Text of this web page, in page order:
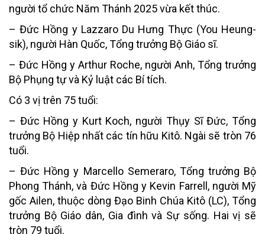
người tổ chức Năm Thánh 2025 vừa kết thúc.
– Đức Hồng y Lazzaro Du Hưng Thực (You Heung-
sik), người Hàn Quốc, Tổng trưởng Bộ Giáo sĩ.
– Đức Hồng y Arthur Roche, người Anh, Tổng trưởng
Bộ Phụng tự và Kỷ luật các Bí tích.
Có 3 vị trên 75 tuổi:
– Đức Hồng y Kurt Koch, người Thụy Sĩ Đức, Tổng
trưởng Bộ Hiệp nhất các tín hữu Kitô. Ngài sẽ tròn 76
tuổi.
– Đức Hồng y Marcello Semeraro, Tổng trưởng Bộ
Phong Thánh, và Đức Hồng y Kevin Farrell, người Mỹ
gốc Ailen, thuộc dòng Đạo Binh Chúa Kitô (LC), Tổng
trưởng Bộ Giáo dân, Gia đình và Sự sống. Hai vị sẽ
tròn 79 tuổi.